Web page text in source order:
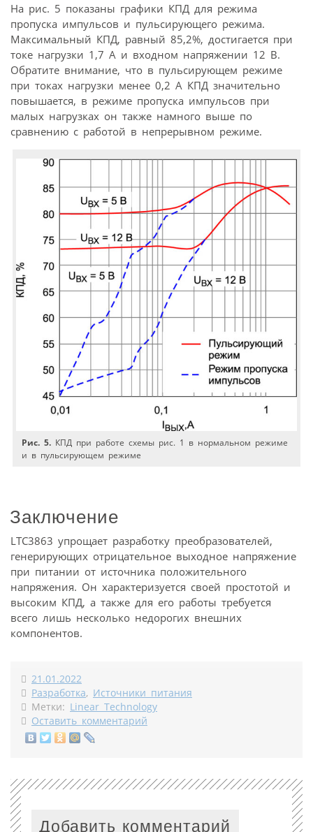
На рис. 5 показаны графики КПД для режима
пропуска импульсов и пульсирующего режима.
Максимальный КПД, равный 85,2%, достигается при
токе нагрузки 1,7 А и входном напряжении 12 В.
Обратите внимание, что в пульсирующем режиме
при токах нагрузки менее 0,2 А КПД значительно
повышается, в режиме пропуска импульсов при
малых нагрузках он также намного выше по
сравнению с работой в непрерывном режиме.
Рис. 5. КПД при работе схемы рис. 1 в нормальном режиме
и в пульсирующем режиме
Заключение
LTC3863 упрощает разработку преобразователей,
генерирующих отрицательное выходное напряжение
при питании от источника положительного
напряжения. Он характеризуется своей простотой и
высоким КПД, а также для его работы требуется
всего лишь несколько недорогих внешних
компонентов.
21.01.2022
Разработка, Источники питания
Метки: Linear Technology
Оставить комментарий
Добавить комментарий